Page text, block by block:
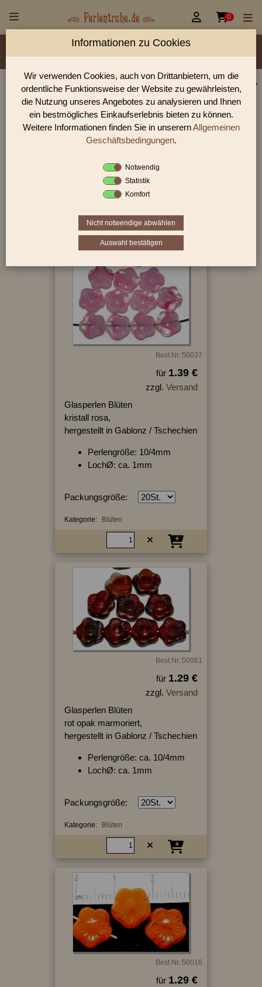
 0
Material/Glassorte Sorte/Form Farbe
Größen
Lochdurchmesser
Perlen Shop für gedrückte Perlen Blüten & Blätter
In unserem Perlen Shop finden sie zahlreich gedrückte Perlen
Blüten & Blätter und viele weiter Glasperlen.
Sie befinden sich in folgender Kategorie:
gedrückte Perlen|Blüten & Blätter
Best.Nr.:50037
für 1.39 €
zzgl. Versand
Glasperlen Blüten
kristall rosa,
hergestellt in Gablonz / Tschechien
Perlengröße: 10/4mm
LochØ: ca. 1mm
Packungsgröße:
Kategorie: Blüten
Best.Nr.:50061
für 1.29 €
zzgl. Versand
Glasperlen Blüten
rot opak marmoriert,
hergestellt in Gablonz / Tschechien
Perlengröße: ca. 10/4mm
LochØ: ca. 1mm
Packungsgröße:
Kategorie: Blüten
Best.Nr.:50016
für 1.29 €
Informationen zu Cookies
Wir verwenden Cookies, auch von Drittanbietern, um die
ordentliche Funktionsweise der Website zu gewährleisten,
die Nutzung unseres Angebotes zu analysieren und Ihnen
ein bestmögliches Einkaufserlebnis bieten zu können.
Weitere Informationen finden Sie in unserernAllgemeinen
Geschäftsbedingungen.
Notwendig
Statistik
Komfort
Nicht notwendige abwählen
Auswahl bestätigen